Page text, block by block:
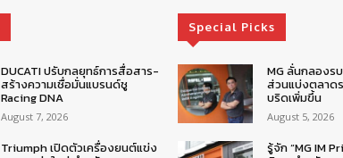
DUCATI ปรับกลยุทธ์การสื่อสาร-
สร้างความเชื่อมั่นแบรนด์ชู
Racing DNA
August 7, 2026
Triumph เปิดตัวเครื่องยนต์แข่ง
Special Picks
MG ลั่นกลองร
ส่วนแบ่งตลาด
บริดเพิ่มขึ้น
August 5, 2026
รู้จัก “MG IM